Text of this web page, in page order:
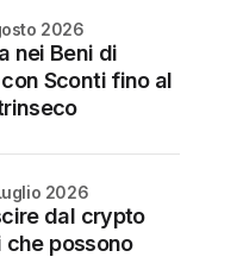
nei Beni di
Sconti fino al
2026
dal crypto
possono
2026